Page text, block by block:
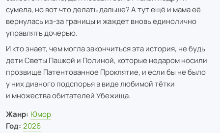
сумела, но вот что делать дальше? А тут ещё и мама её
вернулась из-за границы и жаждет вновь единолично
управлять дочерью.
И кто знает, чем могла закончиться эта история, не будь
дети Светы Пашкой и Полиной, которые недаром носили
прозвище Патентованное Проклятие, и если бы не было
у них дивного подспорья в виде любимой тётки
и множества обитателей Убежища.
Жанр: Юмор
Год: 2026